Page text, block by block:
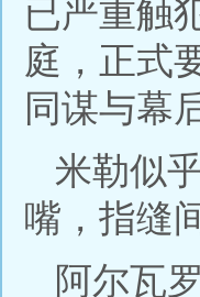
已严重触
庭，正式
同谋与幕
米勒似
嘴，指缝
阿尔瓦